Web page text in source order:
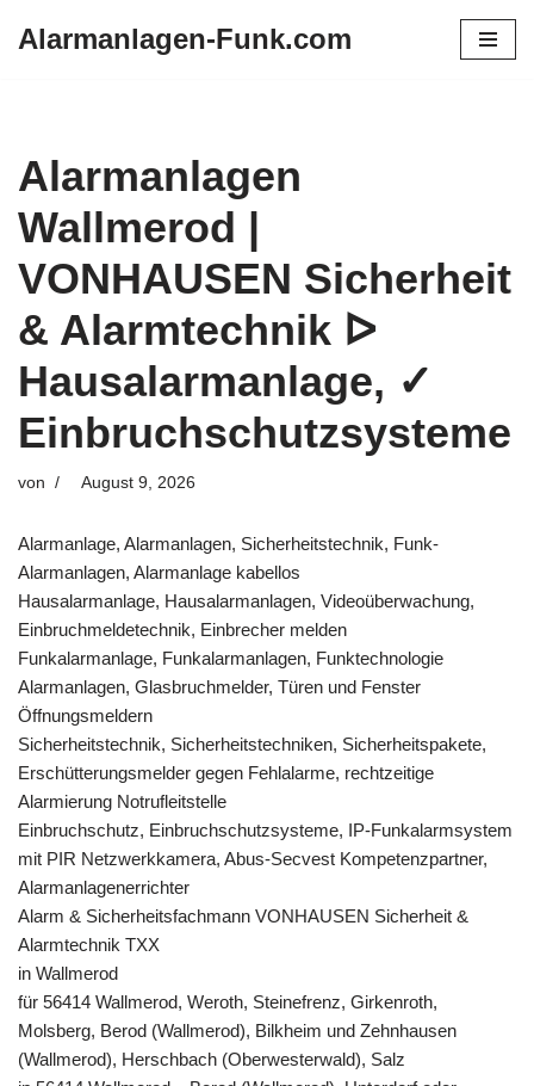
Alarmanlagen-Funk.com
Alarmanlagen
Wallmerod |
VONHAUSEN Sicherheit
& Alarmtechnik ᐅ
Hausalarmanlage, ✓
Einbruchschutzsysteme
von August 9, 2026
Alarmanlage, Alarmanlagen, Sicherheitstechnik, Funk-
Alarmanlagen, Alarmanlage kabellos
Hausalarmanlage, Hausalarmanlagen, Videoüberwachung,
Einbruchmeldetechnik, Einbrecher melden
Funkalarmanlage, Funkalarmanlagen, Funktechnologie
Alarmanlagen, Glasbruchmelder, Türen und Fenster
Öffnungsmeldern
Sicherheitstechnik, Sicherheitstechniken, Sicherheitspakete,
Erschütterungsmelder gegen Fehlalarme, rechtzeitige
Alarmierung Notrufleitstelle
Einbruchschutz, Einbruchschutzsysteme, IP-Funkalarmsystem
mit PIR Netzwerkkamera, Abus-Secvest Kompetenzpartner,
Alarmanlagenerrichter
Alarm & Sicherheitsfachmann VONHAUSEN Sicherheit &
Alarmtechnik TXX
in Wallmerod
für 56414 Wallmerod, Weroth, Steinefrenz, Girkenroth,
Molsberg, Berod (Wallmerod), Bilkheim und Zehnhausen
(Wallmerod), Herschbach (Oberwesterwald), Salz